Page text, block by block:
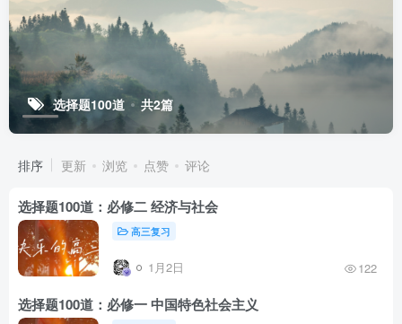
选择题100道 共2篇
排序 更新 浏览 点赞 评论
选择题100道：必修二 经济与社会
高三复习
1月2日 122
选择题100道：必修一 中国特色社会主义